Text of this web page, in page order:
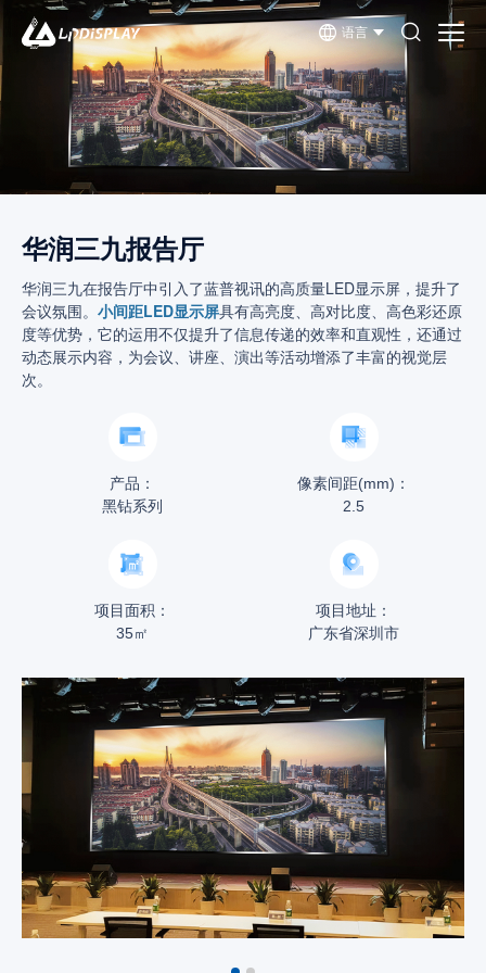
语言
华润三九报告厅
华润三九在报告厅中引入了蓝普视讯的高质量LED显示屏，提升了
会议氛围。 小间距LED显示屏具有高亮度、高对比度、高色彩还原
度等优势，它的运用不仅提升了信息传递的效率和直观性，还通过
动态展示内容，为会议、讲座、演出等活动增添了丰富的视觉层
次。
产品：
黑钻系列
像素间距(mm)：
2.5
项目面积：
35㎡
项目地址：
广东省深圳市